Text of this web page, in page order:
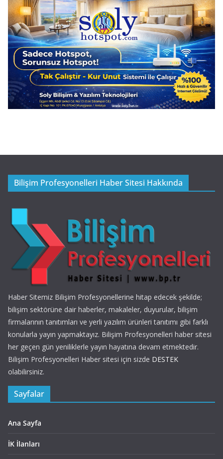
Bilişim Profesyonelleri Haber Sitesi Hakkında
Haber Sitemiz Bilişim Profesyonellerine hitap edecek şekilde;
bilişim sektörüne dair haberler, makaleler, duyurular, bilişim
firmalarının tanıtımları ve yerli yazılım ürünleri tanıtımı gibi farklı
konularla yayın yapmaktayız. Bilişim Profesyonelleri haber sitesi
her geçen gün yeniliklerle yayın hayatına devam etmektedir.
Bilişim Profesyonelleri Haber sitesi için sizde DESTEK
olabilirsiniz.
Sayfalar
Ana Sayfa
İK İlanları